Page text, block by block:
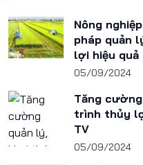
Nông
pháp quản
lợi hiệu quả
05/09/2024
Tăng
trình thủy
TV
05/09/2024